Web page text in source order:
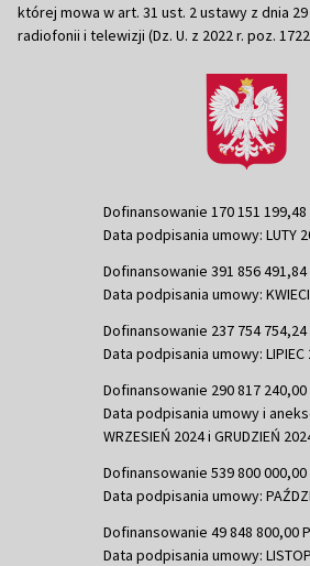
której mowa w art. 31 ust. 2 ustawy z dnia 29
radiofonii i telewizji (Dz. U. z 2022 r. poz.
Dofinansowanie 170 151 199,48
Data podpisania umowy: LUTY
Dofinansowanie 391 856 491,84
Data podpisania umowy:
Dofinansowanie 237 754 754,24
Data podpisania umowy: LIPIEC
Dofinansowanie 290 817 240,00
Data podpisania umowy i
WRZESIEŃ 2024 i GRUDZIEŃ
Dofinansowanie 539 800 000,00
Data podpisania umowy:
Dofinansowanie 49 848 800,00
Data podpisania umowy: